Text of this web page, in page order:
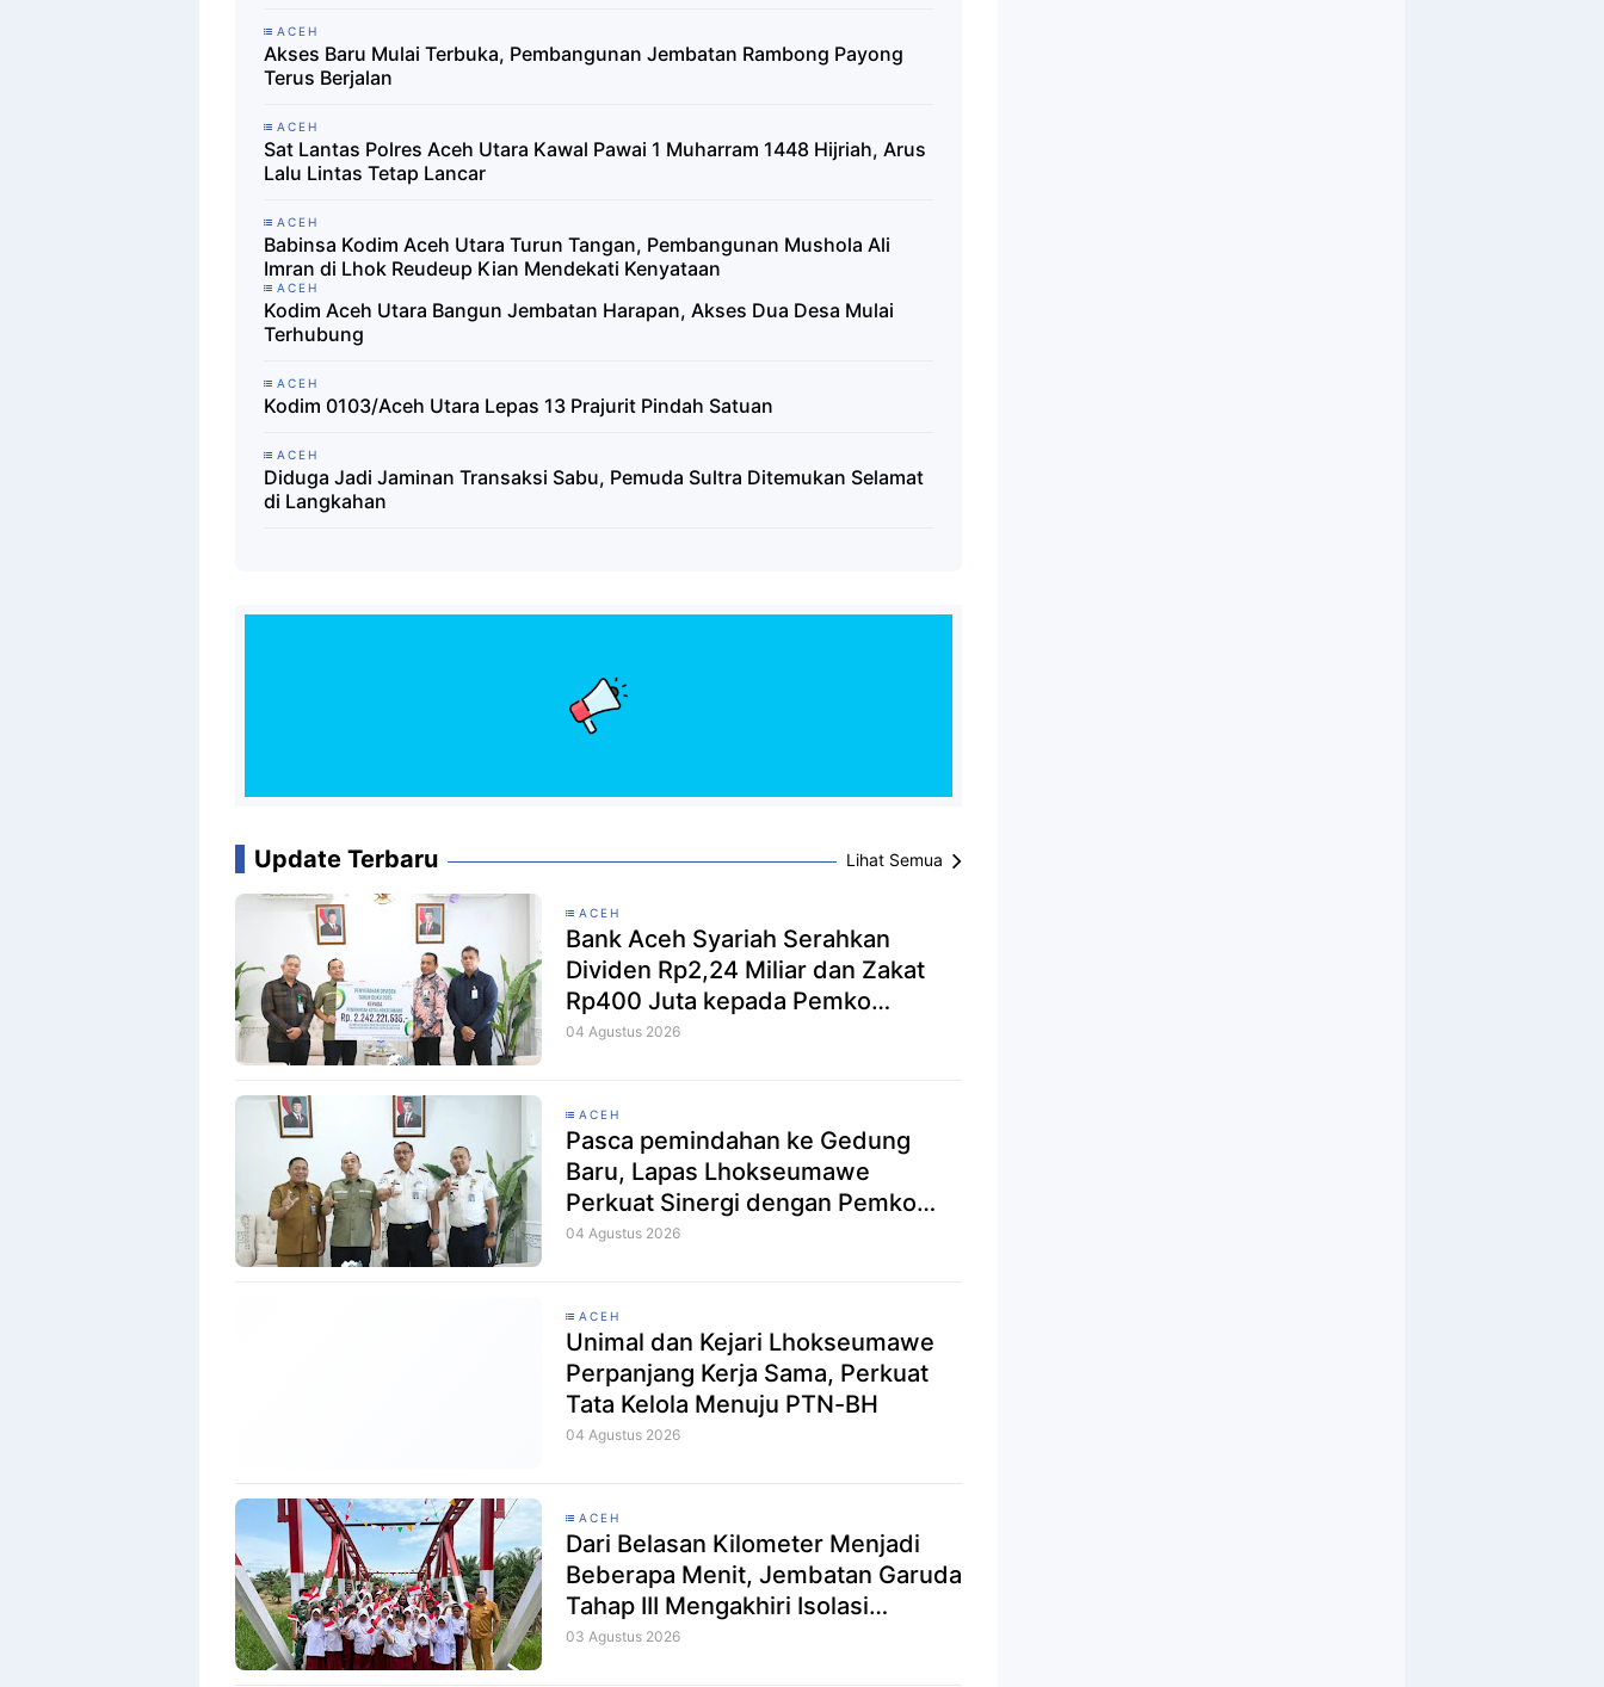
ACEH
Akses Baru Mulai Terbuka, Pembangunan Jembatan Rambong Payong
Terus Berjalan
ACEH
Sat Lantas Polres Aceh Utara Kawal Pawai 1 Muharram 1448 Hijriah, Arus
Lalu Lintas Tetap Lancar
ACEH
Babinsa Kodim Aceh Utara Turun Tangan, Pembangunan Mushola Ali
Imran di Lhok Reudeup Kian Mendekati Kenyataan
ACEH
Kodim Aceh Utara Bangun Jembatan Harapan, Akses Dua Desa Mulai
Terhubung
ACEH
Kodim 0103/Aceh Utara Lepas 13 Prajurit Pindah Satuan
ACEH
Diduga Jadi Jaminan Transaksi Sabu, Pemuda Sultra Ditemukan Selamat
di Langkahan
Update Terbaru Lihat Semua
ACEH
Bank Aceh Syariah Serahkan
Dividen Rp2,24 Miliar dan Zakat
Rp400 Juta kepada Pemko
Lhokseumawe
04 Agustus 2026
ACEH
Pasca pemindahan ke Gedung
Baru, Lapas Lhokseumawe
Perkuat Sinergi dengan Pemko
Jelang Pemberian Remisi HUT RI
04 Agustus 2026
ACEH
Unimal dan Kejari Lhokseumawe
Perpanjang Kerja Sama, Perkuat
Tata Kelola Menuju PTN-BH
04 Agustus 2026
ACEH
Dari Belasan Kilometer Menjadi
Beberapa Menit, Jembatan Garuda
Tahap III Mengakhiri Isolasi
Kampung Tempel
03 Agustus 2026